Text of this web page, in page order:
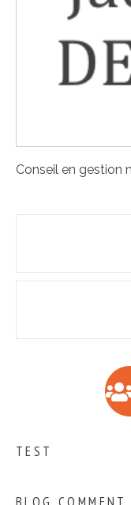
Conseil en gestion
articles
TEST
BLOG